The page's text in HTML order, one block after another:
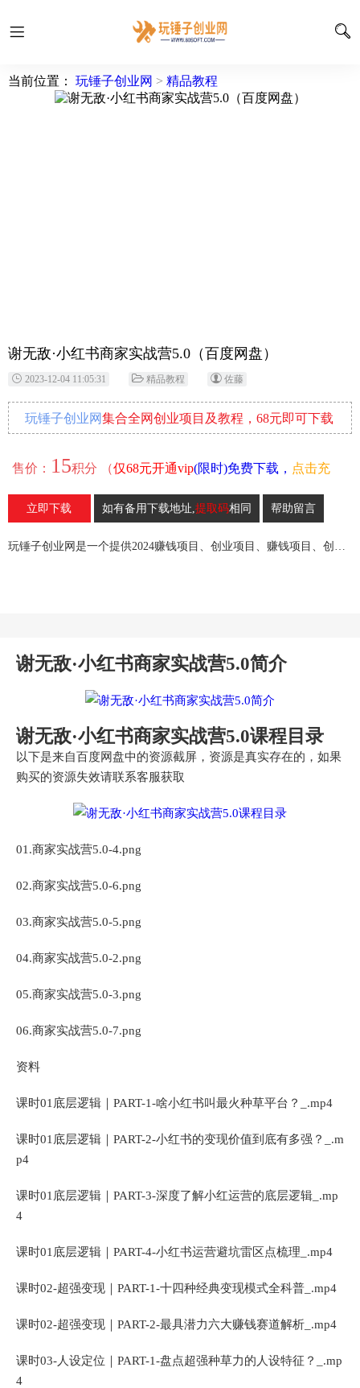
当前位置： 玩锤子创业网 > 精品教程
谢无敌·小红书商家实战营5.0（百度网盘）
2023-12-04 11:05:31 精品教程 佐藤
玩锤子创业网集合全网创业项目及教程，68元即可下载
售价： 15积分 （仅68元开通vip(限时)免费下载， 点击充
）
立即下载 如有备用下载地址,提取码相同 帮助留言
玩锤子创业网是一个提供2024赚钱项目、创业项目、赚钱项目、创业赚钱教程、引流教程的创业网,欢迎来玩锤子创业网！
谢无敌·小红书商家实战营5.0简介
谢无敌·小红书商家实战营5.0课程目录
以下是来自百度网盘中的资源截屏，资源是真实存在的，如果
购买的资源失效请联系客服获取
01.商家实战营5.0-4.png
02.商家实战营5.0-6.png
03.商家实战营5.0-5.png
04.商家实战营5.0-2.png
05.商家实战营5.0-3.png
06.商家实战营5.0-7.png
资料
课时01底层逻辑｜PART-1-啥小红书叫最火种草平台？_.mp4
课时01底层逻辑｜PART-2-小红书的变现价值到底有多强？_.m
p4
课时01底层逻辑｜PART-3-深度了解小红运营的底层逻辑_.mp
4
课时01底层逻辑｜PART-4-小红书运营避坑雷区点梳理_.mp4
课时02-超强变现｜PART-1-十四种经典变现模式全科普_.mp4
课时02-超强变现｜PART-2-最具潜力六大赚钱赛道解析_.mp4
课时03-人设定位｜PART-1-盘点超强种草力的人设特征？_.mp
4